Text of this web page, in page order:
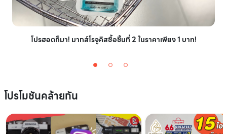
โปรฮอตก็มา! มากส์โรจูคิสซื้อชิ้นที่ 2 ในราคาเพียง 1 บาท!
โปรโมชันคล้ายกัน